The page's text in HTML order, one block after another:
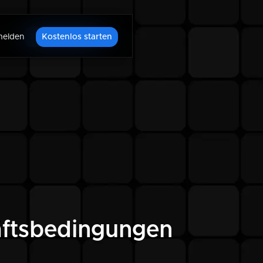
Kostenlos starten
Kostenlos starten